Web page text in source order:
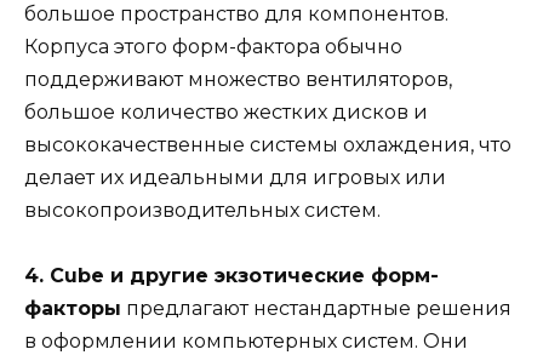
большое пространство для компонентов.
Корпуса этого форм-фактора обычно
поддерживают множество вентиляторов,
большое количество жестких дисков и
высококачественные системы охлаждения, что
делает их идеальными для игровых или
высокопроизводительных систем.
4. Cube и другие экзотические форм-
факторы предлагают нестандартные решения
в оформлении компьютерных систем. Они